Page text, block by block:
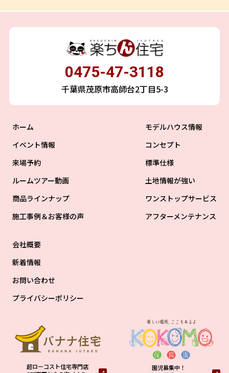
0475-47-3118
千葉県茂原市高師台2丁目5-3
ホーム
イベント情報
来場予約
ルームツアー動画
商品ラインナップ
施工事例＆お客様の声
モデルハウス情報
コンセプト
標準仕様
土地情報が強い
ワンストップサービス
アフターメンテナンス
会社概要
新着情報
お問い合わせ
プライバシーポリシー
超ローコスト住宅専門店
園児募集中！